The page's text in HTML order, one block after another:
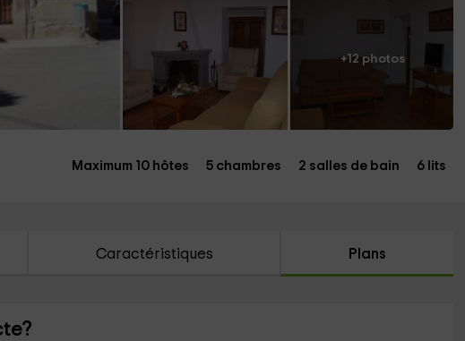
+12 photos
Maximum 10 hôtes 5 chambres 2 salles de bain 6 lits
Caractéristiques Plans